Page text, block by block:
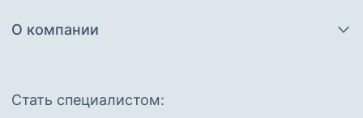
О компании
Cтать специалистом: